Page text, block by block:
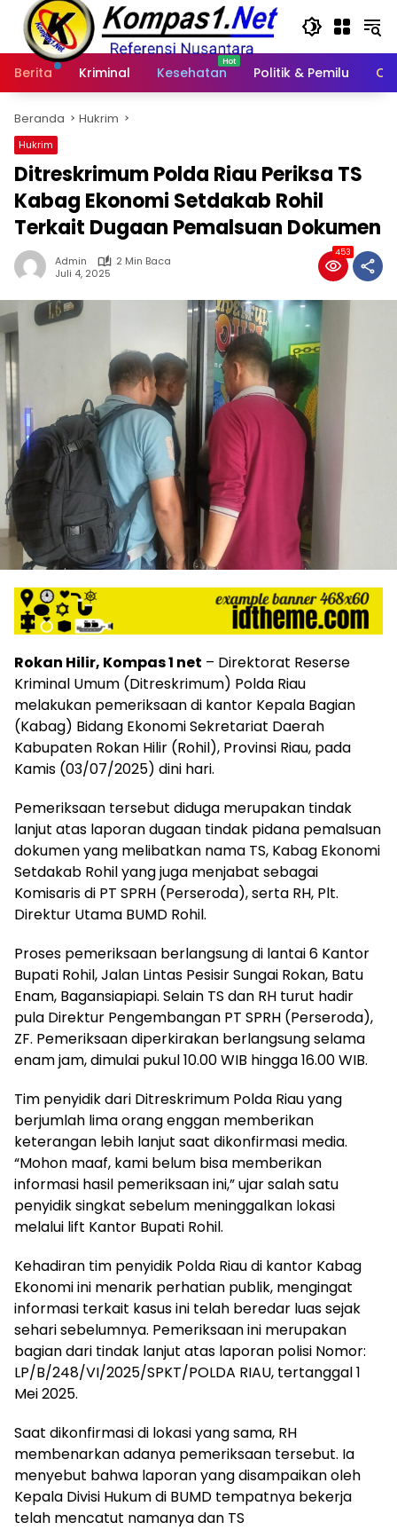
Langsung
konten
Berita
Kriminal Kesehatan Politik & Pemilu
Beranda Hukrim
Hukrim
Ditreskrimum Polda Riau Periksa TS
Kabag Ekonomi Setdakab Rohil
Terkait Dugaan Pemalsuan Dokumen
Admin
2 Min Baca
Juli 4, 2025
453
Rokan Hilir, Kompas 1 net – Direktorat Reserse
Kriminal Umum (Ditreskrimum) Polda Riau
melakukan pemeriksaan di kantor Kepala Bagian
(Kabag) Bidang Ekonomi Sekretariat Daerah
Kabupaten Rokan Hilir (Rohil), Provinsi Riau, pada
Kamis (03/07/2025) dini hari.
Pemeriksaan tersebut diduga merupakan tindak
lanjut atas laporan dugaan tindak pidana pemalsuan
dokumen yang melibatkan nama TS, Kabag Ekonomi
Setdakab Rohil yang juga menjabat sebagai
Komisaris di PT SPRH (Perseroda), serta RH, Plt.
Direktur Utama BUMD Rohil.
Proses pemeriksaan berlangsung di lantai 6 Kantor
Bupati Rohil, Jalan Lintas Pesisir Sungai Rokan, Batu
Enam, Bagansiapiapi. Selain TS dan RH turut hadir
pula Direktur Pengembangan PT SPRH (Perseroda),
ZF. Pemeriksaan diperkirakan berlangsung selama
enam jam, dimulai pukul 10.00 WIB hingga 16.00 WIB.
Tim penyidik dari Ditreskrimum Polda Riau yang
berjumlah lima orang enggan memberikan
keterangan lebih lanjut saat dikonfirmasi media.
“Mohon maaf, kami belum bisa memberikan
informasi hasil pemeriksaan ini,” ujar salah satu
penyidik singkat sebelum meninggalkan lokasi
melalui lift Kantor Bupati Rohil.
Kehadiran tim penyidik Polda Riau di kantor Kabag
Ekonomi ini menarik perhatian publik, mengingat
informasi terkait kasus ini telah beredar luas sejak
sehari sebelumnya. Pemeriksaan ini merupakan
bagian dari tindak lanjut atas laporan polisi Nomor:
LP/B/248/VI/2025/SPKT/POLDA RIAU, tertanggal 1
Mei 2025.
Saat dikonfirmasi di lokasi yang sama, RH
membenarkan adanya pemeriksaan tersebut. Ia
menyebut bahwa laporan yang disampaikan oleh
Kepala Divisi Hukum di BUMD tempatnya bekerja
telah mencatut namanya dan TS